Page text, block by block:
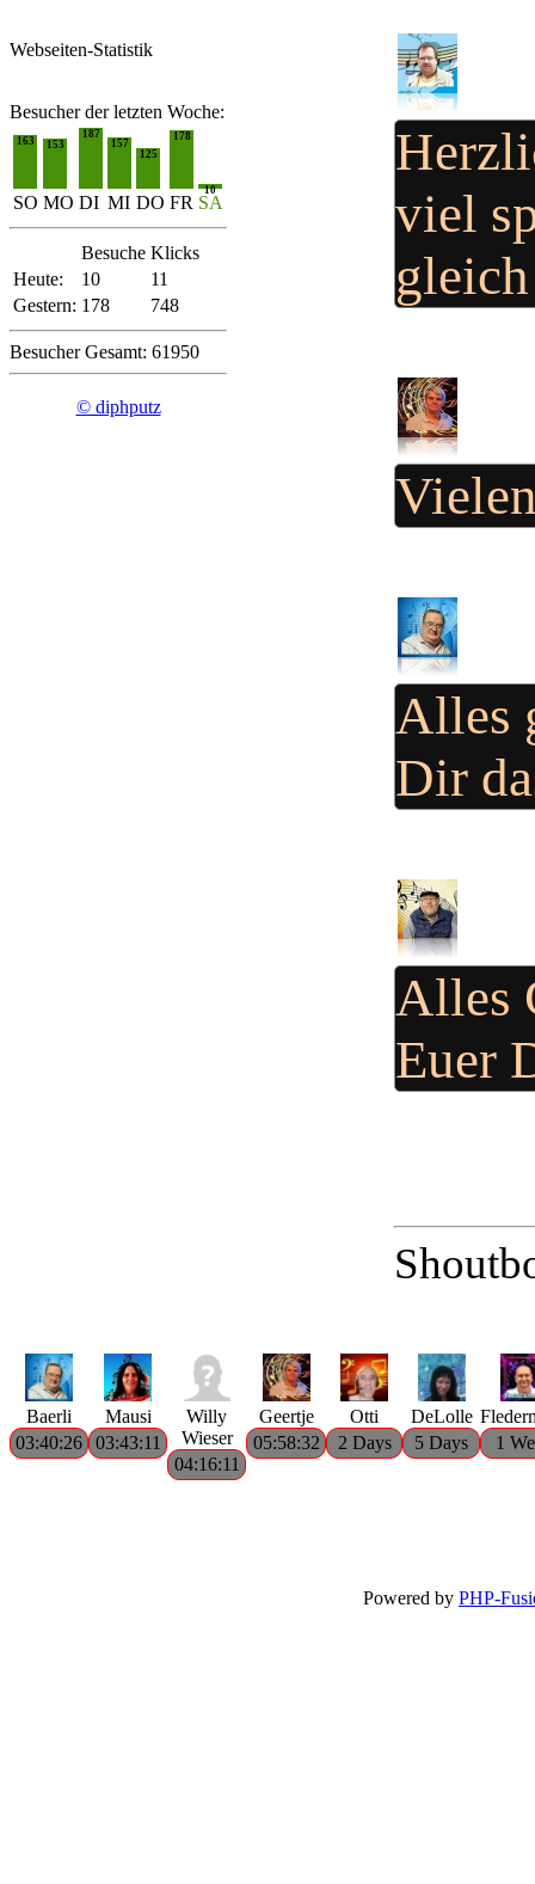
Webseiten-Statistik
Besucher der letzten Woche:
163 153
187
157
125
178
10
SO MO DI MI DO FR SA
Besuche Klicks
Heute:
10
11
Gestern: 178 748
Besucher Gesamt: 61950
© diphputz
viel
Alles
Dir
Alles
Euer
Baerli
03:40:26
Mausi
03:43:11
Willy
Wieser
04:16:11
Geertje
05:58:32
Otti
2 Days
DeLolle
5 Days
1
Powered by PHP-